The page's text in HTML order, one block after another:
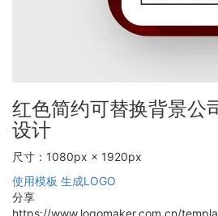
红色简约可替换背景公
设计
尺寸：1080px × 1920px
使用模板 生成LOGO
分享